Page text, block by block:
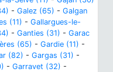
- Galez (65) - Galgan
(11) - Gallargues-le-
- Ganties (31) - Garac
(65) - Gardie (11) -
(82) - Gargas (31) -
- Garravet (32) -